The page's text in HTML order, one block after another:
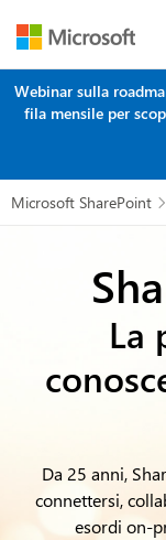
Webinar sulla
fila mensile per
Microsoft SharePoint 
La
Da 25 anni,
connettersi,
esordi on-